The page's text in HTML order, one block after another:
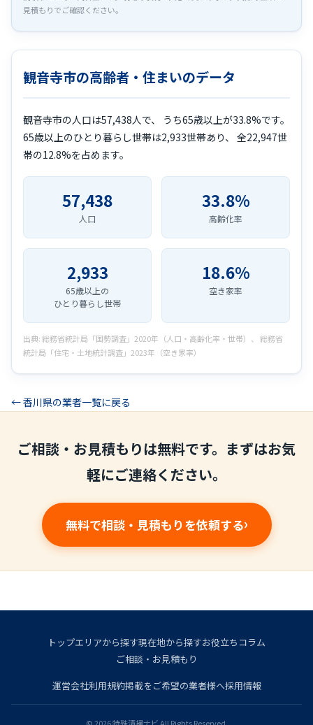
見積もりでご確認ください。
観音寺市の高齢者・住まいのデータ
観音寺市の人口は57,438人で、 うち65歳以上が33.8%です。
65歳以上のひとり暮らし世帯は2,933世帯あり、 全22,947世
帯の12.8%を占めます。
57,438
人口
33.8%
高齢化率
2,933
65歳以上の
ひとり暮らし世帯
18.6%
空き家率
出典: 総務省統計局「国勢調査」2020年（人口・高齢化率・世帯）、 総務省
統計局「住宅・土地統計調査」2023年（空き家率）
← 香川県の業者一覧に戻る
ご相談・お見積もりは無料です。まずはお気
軽にご連絡ください。
無料で相談・見積もりを依頼する
トップエリアから探す現在地から探すお役立ちコラム
ご相談・お見積もり
運営会社利用規約掲載をご希望の業者様へ採用情報